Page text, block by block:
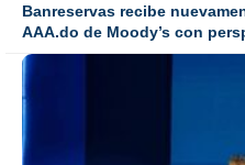
Banreservas recibe
AAA.do de Moody’s con